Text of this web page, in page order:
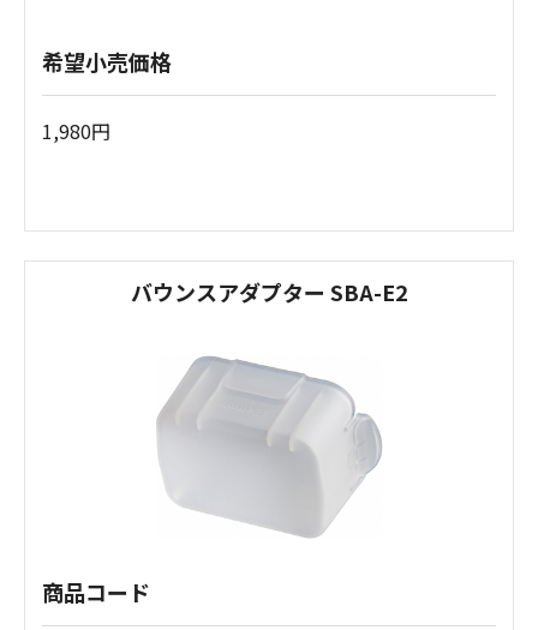
希望小売価格
1,980円
バウンスアダプター SBA-E2
商品コード